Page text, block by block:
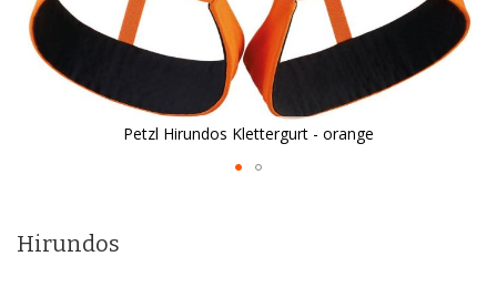
Petzl Hirundos Klettergurt - orange
der
Hirundos